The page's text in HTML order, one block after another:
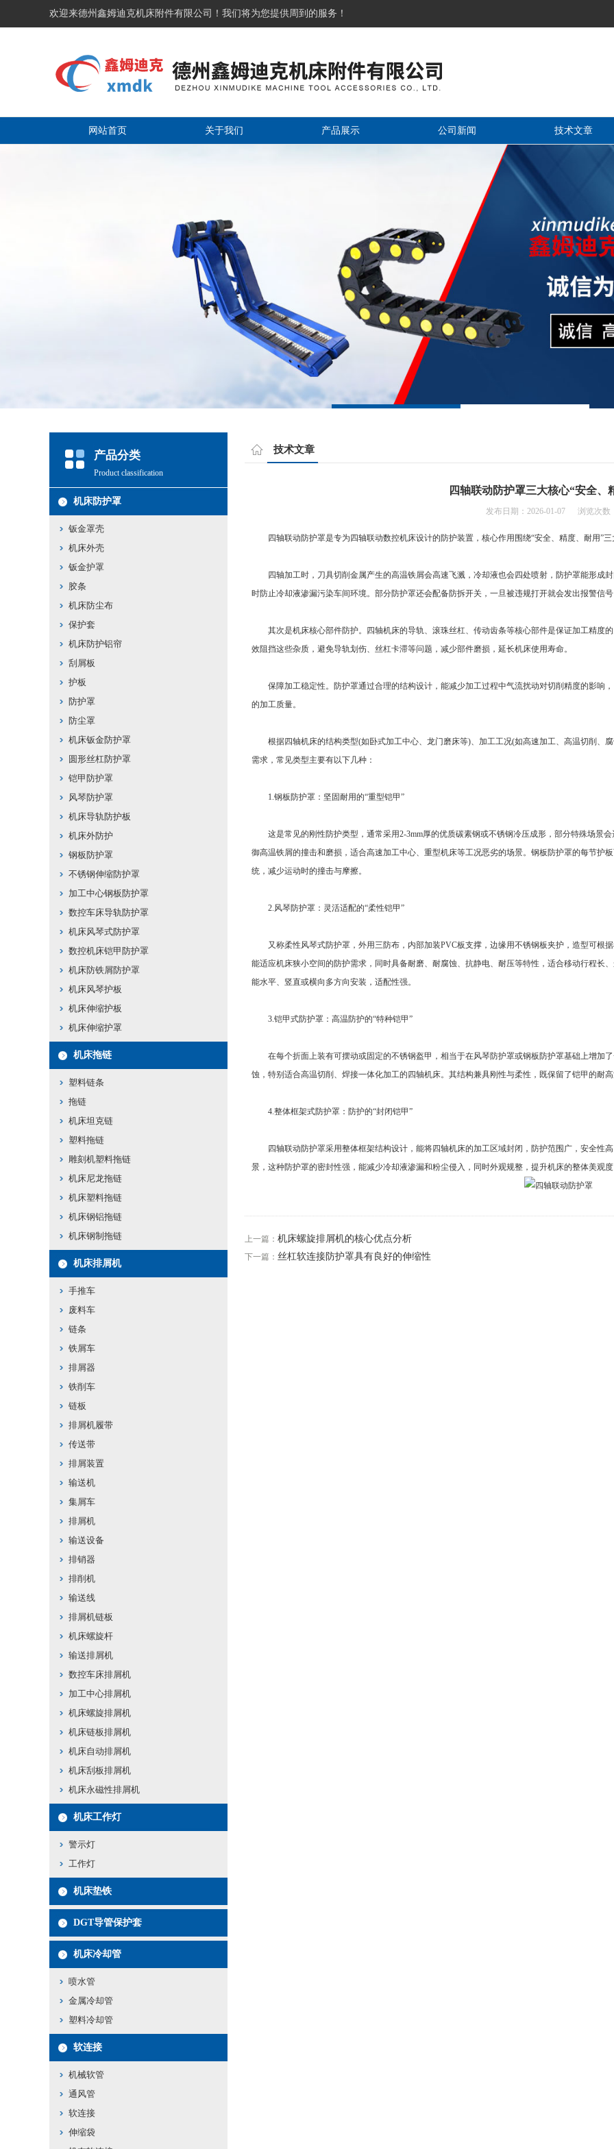
欢迎来德州鑫姆迪克机床附件有限公司！我们将为您提供周到的服务！
网站首页 关于我们 产品展示 公司新闻 技术文章
产品分类
Product classification
机床防护罩
钣金罩壳
机床外壳
钣金护罩
胶条
机床防尘布
保护套
机床防护铝帘
刮屑板
护板
防护罩
防尘罩
机床钣金防护罩
圆形丝杠防护罩
铠甲防护罩
风琴防护罩
机床导轨防护板
机床外防护
钢板防护罩
不锈钢伸缩防护罩
加工中心钢板防护罩
数控车床导轨防护罩
机床风琴式防护罩
数控机床铠甲防护罩
机床防铁屑防护罩
机床风琴护板
机床伸缩护板
机床伸缩护罩
机床拖链
塑料链条
拖链
机床坦克链
塑料拖链
雕刻机塑料拖链
机床尼龙拖链
机床塑料拖链
机床钢铝拖链
机床钢制拖链
机床排屑机
手推车
废料车
链条
铁屑车
排屑器
铁削车
链板
排屑机履带
传送带
排屑装置
输送机
集屑车
排屑机
输送设备
排销器
排削机
输送线
排屑机链板
机床螺旋杆
输送排屑机
数控车床排屑机
加工中心排屑机
机床螺旋排屑机
机床链板排屑机
机床自动排屑机
机床刮板排屑机
机床永磁性排屑机
机床工作灯
警示灯
工作灯
机床垫铁
DGT导管保护套
机床冷却管
喷水管
金属冷却管
塑料冷却管
软连接
机械软管
通风管
软连接
伸缩袋
技术文章
四轴联动防护罩三大核心“安全、
发布日期：2026-01-07 浏览次数
四轴联动防护罩是专为四轴联动数控机床设计的防护装置，核心作用围绕“安全、精度、耐用”三
四轴加工时，刀具切削金属产生的高温铁屑会高速飞溅，冷却液也会四处喷射，防护罩能形成
时防止冷却液渗漏污染车间环境。部分防护罩还会配备防拆开关，一旦被违规打开就会发出报警信
其次是机床核心部件防护。四轴机床的导轨、滚珠丝杠、传动齿条等核心部件是保证加工精度
效阻挡这些杂质，避免导轨划伤、丝杠卡滞等问题，减少部件磨损，延长机床使用寿命。
保障加工稳定性。防护罩通过合理的结构设计，能减少加工过程中气流扰动对切削精度的影响
的加工质量。
根据四轴机床的结构类型(如卧式加工中心、龙门磨床等)、加工工况(如高速加工、高温切削、
需求，常见类型主要有以下几种：
1.钢板防护罩：坚固耐用的“重型铠甲”
这是常见的刚性防护类型，通常采用2-3mm厚的优质碳素钢或不锈钢冷压成形，部分特殊场景
御高温铁屑的撞击和磨损，适合高速加工中心、重型机床等工况恶劣的场景。钢板防护罩的每节护
统，减少运动时的撞击与摩擦。
2.风琴防护罩：灵活适配的“柔性铠甲”
又称柔性风琴式防护罩，外用三防布，内部加装PVC板支撑，边缘用不锈钢板夹护，造型可根
能适应机床狭小空间的防护需求，同时具备耐磨、耐腐蚀、抗静电、耐压等特性，适合移动行程长
能水平、竖直或横向多方向安装，适配性强。
3.铠甲式防护罩：高温防护的“特种铠甲”
在每个折面上装有可摆动或固定的不锈钢盔甲，相当于在风琴防护罩或钢板防护罩基础上增加
蚀，特别适合高温切削、焊接一体化加工的四轴机床。其结构兼具刚性与柔性，既保留了铠甲的耐
4.整体框架式防护罩：防护的“封闭铠甲”
四轴联动防护罩采用整体框架结构设计，能将四轴机床的加工区域封闭，防护范围广，安全性
景，这种防护罩的密封性强，能减少冷却液渗漏和粉尘侵入，同时外观规整，提升机床的整体美观
上一篇： 机床螺旋排屑机的核心优点分析
下一篇： 丝杠软连接防护罩具有良好的伸缩性